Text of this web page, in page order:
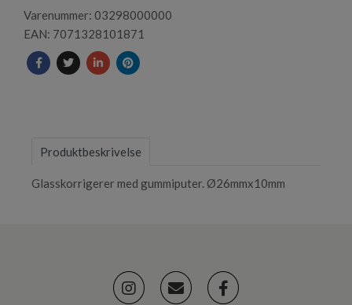
Varenummer: 03298000000
EAN: 7071328101871
Produktbeskrivelse
Glasskorrigerer med gummiputer. Ø26mmx10mm